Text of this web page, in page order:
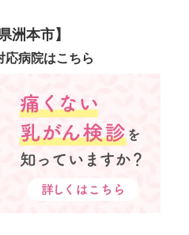
洲本市】
応病院はこちら